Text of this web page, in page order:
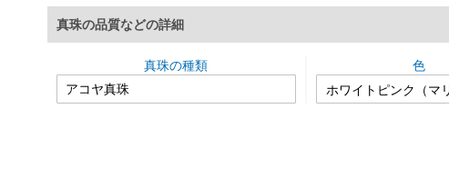
メ
ー
ジ
ラ
真珠の品質などの詳細
真珠の種類 色